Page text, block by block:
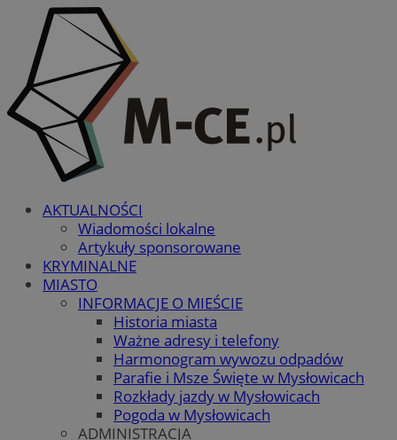
AKTUALNOŚCI
Wiadomości lokalne
Artykuły sponsorowane
KRYMINALNE
MIASTO
INFORMACJE O MIEŚCIE
Historia miasta
Ważne adresy i telefony
Harmonogram wywozu odpadów
Parafie i Msze Święte w Mysłowicach
Rozkłady jazdy w Mysłowicach
Pogoda w Mysłowicach
ADMINISTRACJA